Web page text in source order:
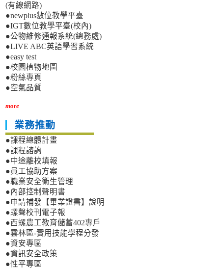
(有線網路)
●newplus數位教學平臺
●IGT數位教學平臺(校內)
●公物維修通報系統(總務處)
●LIVE ABC英語學習系統
●easy test
●校園植物地圖
●粉絲專頁
●空氣品質
more
業務推動
●課程總體計畫
●課程諮詢
●中途離校填報
●員工協助方案
●職業安全衛生管理
●內部控制聲明書
●申請補發【畢業證書】說明
●螺聲校刊電子報
●西螺農工教育儲蓄402專戶
●雲林區-實用技能學程分發
●資安專區
●資訊安全政策
●性平專區